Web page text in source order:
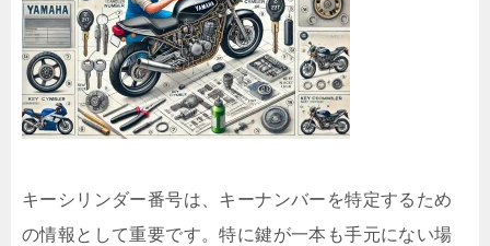
キーシリンダー番号は、キーナンバーを特定するため
の情報として重要です。特に鍵が一本も手元にない場